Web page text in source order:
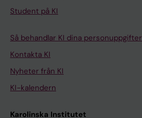
Student på KI
Så behandlar KI dina personuppgifter
Kontakta KI
Nyheter från KI
KI-kalendern
Karolinska Institutet